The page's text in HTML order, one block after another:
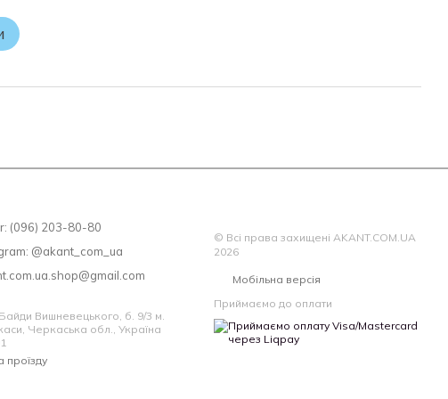
виборі матраца – не розпаковуйте його, оскільки після зняття
матрац вважається таким, який був у використанні та
(096) 203-80-80
@akant_com_ua
Вишневецького, б. 9/3 м.
Черкаська обл., Україна
проїзду
© Всі права захищені AKANT.COM.UA
2026
Мобільна версія
Приймаємо до оплати